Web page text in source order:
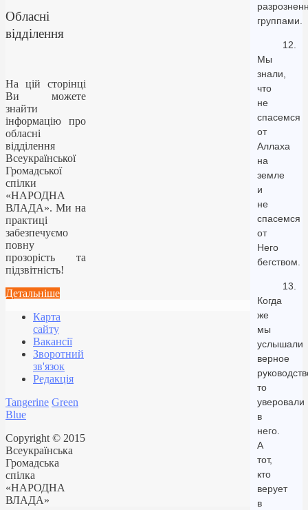
группами.
12.
Мы
знали,
что
не
спасемся
от
Аллаха
на
земле
и
не
спасемся
от
Него
бегством.
13.
Когда
же
мы
услышали
верное
то
уверовали
в
него.
А
тот,
кто
верует
в
Обласні
відділення
На цій сторінці
Ви можете
знайти
інформацію про
обласні
відділення
Всеукраїнської
Громадської
спілки
«НАРОДНА
ВЛАДА». Ми на
практиці
забезпечуємо
повну
прозорість та
підзвітність!
Детальніше
Карта
сайту
Вакансії
Зворотний
зв'язок
Редакція
Tangerine Green
Blue
Copyright © 2015
Всеукраїнська
Громадська
спілка
«НАРОДНА
ВЛАДА»